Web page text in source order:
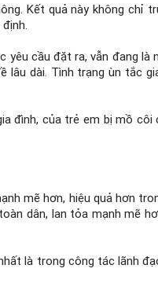
Kết quả này không
cầu đặt ra, vẫn đang
dài. Tình trạng ùn tắc
đình, của trẻ em bị mồ
mẽ hơn, hiệu quả hơn
dân, lan tỏa mạnh mẽ
là trong công tác lãnh